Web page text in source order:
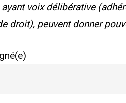
voix délibérative
droit), peuvent donner